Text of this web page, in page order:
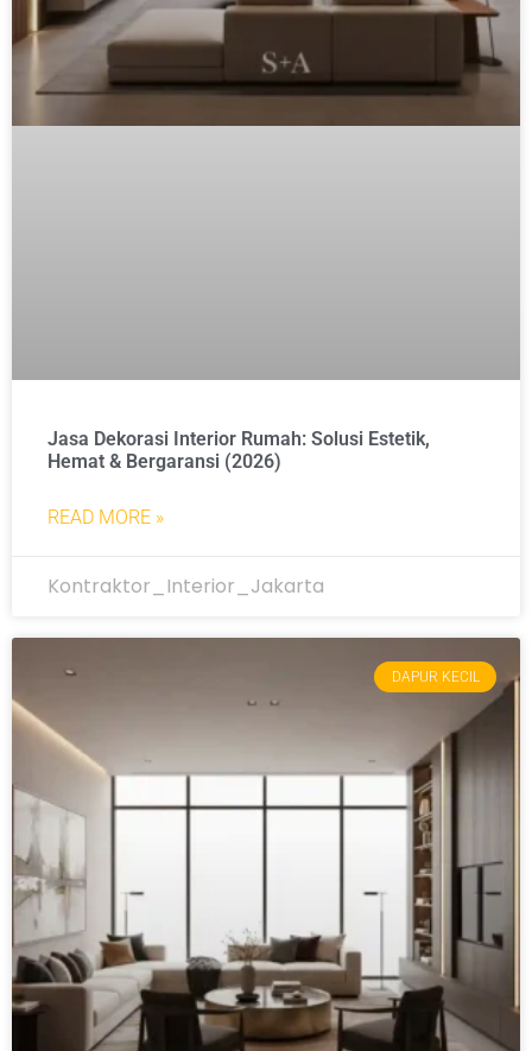
Jasa Dekorasi Interior Rumah: Solusi Estetik,
Hemat & Bergaransi (2026)
READ MORE »
Kontraktor_Interior_Jakarta
DAPUR KECIL